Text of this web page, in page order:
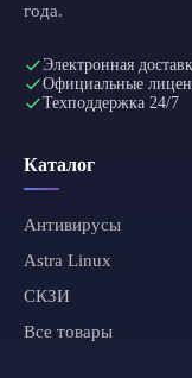
года.
Электронная
Официальные
Техподдержка 24/7
Каталог
Антивирусы
Astra Linux
СКЗИ
Все товары